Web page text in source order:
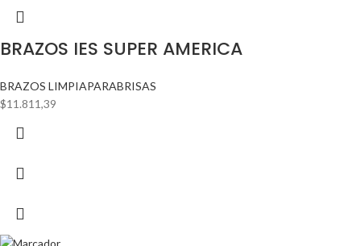
BRAZOS IES SUPER AMERICA
BRAZOS LIMPIAPARABRISAS
$11.811,39